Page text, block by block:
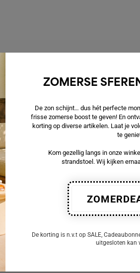
ZOMERSE
De zon schijnt… dus hét perfecte
frisse zomerse boost te geven! En
korting op diverse artikelen. Laat je
te
Kom gezellig langs in onze
strandstoel. Wij kijken
De korting is n.v.t op SALE,
uitgesloten kan